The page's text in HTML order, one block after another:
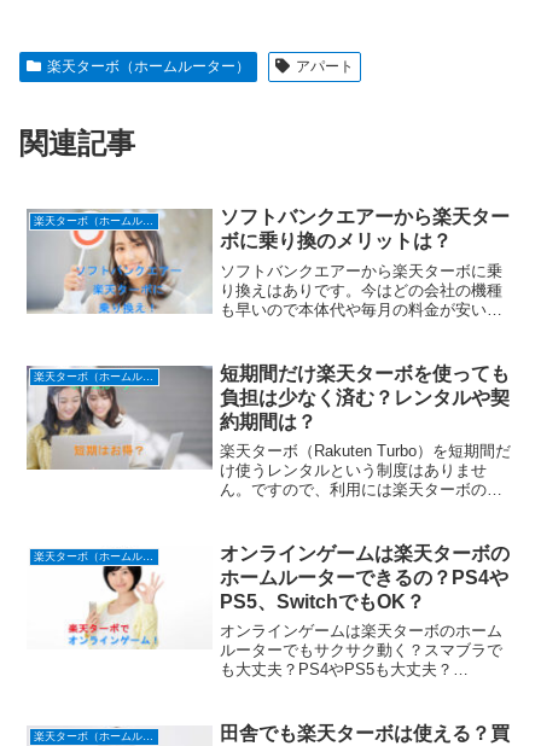
楽天ターボ（ホームルーター） アパート
関連記事
ソフトバンクエアーから楽天ター
ボに乗り換のメリットは？
ソフトバンクエアーから楽天ターボに乗
り換えはありです。今はどの会社の機種
も早いので本体代や毎月の料金が安いが
短期間だけ楽天ターボを使っても
負担は少なく済む？レンタルや契
約期間は？
楽天ターボ（Rakuten Turbo）を短期間だ
け使うレンタルという制度はありませ
ん。ですので、利用には楽天ターボのホ
きに残りの本体代金払って短期間だけ使
いますがメリットもあります。
楽天ターボ（ホームルーター）
オンラインゲームは楽天ターボの
ホームルーターできるの？PS4や
PS5、SwitchでもOK？
オンラインゲームは楽天ターボのホーム
ルーターでもサクサク動く？スマブラで
も大丈夫？PS4やPS5も大丈夫？
す。
楽天ターボ（ホームルーター）
田舎でも楽天ターボは使える？買